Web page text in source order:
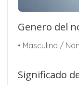
Genero del
• Masculino /
Significado